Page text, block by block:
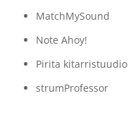
MatchMySound
Note Ahoy!
Pirita kitarristuudio
strumProfessor